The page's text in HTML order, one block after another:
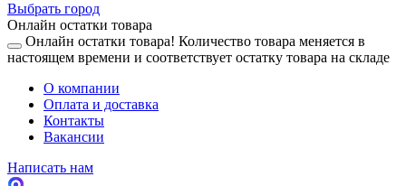
Выбрать город
Онлайн остатки товара
Онлайн остатки товара! Количество товара меняется в
настоящем времени и соответствует остатку товара на складе
О компании
Оплата и доставка
Контакты
Вакансии
Написать нам